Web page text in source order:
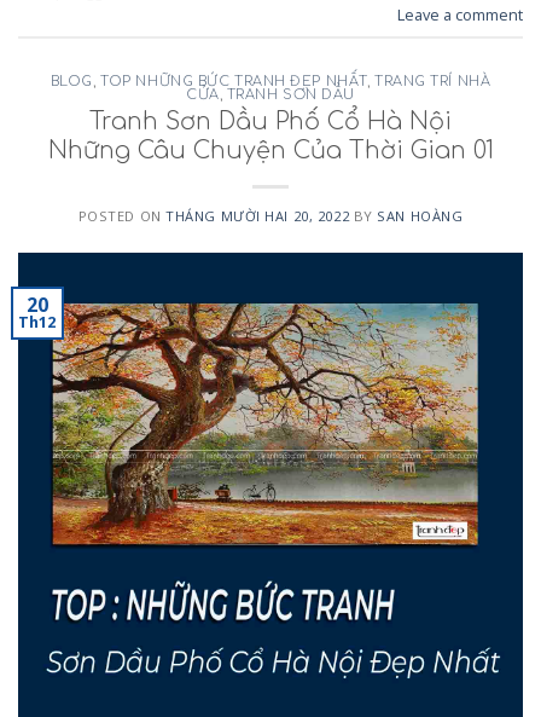
Leave a comment
BLOG ,TOP NHỮNG BỨC TRANH ĐẸP NHẤT, TRANG TRÍ NHÀ
CỬA, TRANH SƠN DẦU
Tranh Sơn Dầu Phố Cổ Hà Nội
Những Câu Chuyện Của Thời Gian 01
POSTED ONTHÁNG MƯỜI HAI 20, 2022BY SAN HOÀNG
20
Th12